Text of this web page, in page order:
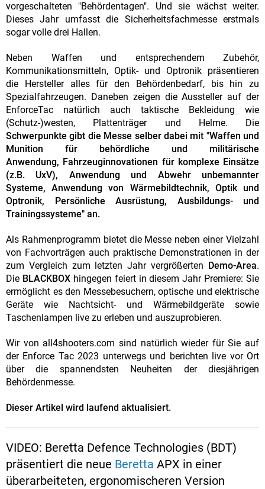
vorgeschalteten "Behördentagen". Und sie wächst weiter.
Dieses Jahr umfasst die Sicherheitsfachmesse erstmals
sogar volle drei Hallen.
Neben Waffen und entsprechendem Zubehör,
Kommunikationsmitteln, Optik- und Optronik präsentieren
die Hersteller alles für den Behördenbedarf, bis hin zu
Spezialfahrzeugen. Daneben zeigen die Aussteller auf der
EnforceTac natürlich auch taktische Bekleidung wie
(Schutz-)westen, Plattenträger und Helme. Die
Schwerpunkte gibt die Messe selber dabei mit "Waffen und
Munition für behördliche und militärische
Anwendung, Fahrzeuginnovationen für komplexe Einsätze
(z.B. UxV), Anwendung und Abwehr unbemannter
Systeme, Anwendung von Wärmebildtechnik, Optik und
Optronik, Persönliche Ausrüstung, Ausbildungs- und
Trainingssysteme" an.
Als Rahmenprogramm bietet die Messe neben einer Vielzahl
von Fachvorträgen auch praktische Demonstrationen in der
zum Vergleich zum letzten Jahr vergrößerten
Demo-Area.
Die BLACKBOX hingegen feiert in diesem Jahr Premiere: Sie
ermöglicht es den Messebesuchern, optische und elektrische
Geräte wie Nachtsicht- und Wärmebildgeräte sowie
Taschenlampen live zu erleben und auszuprobieren.
Wir von all4shooters.com sind natürlich wieder für Sie auf
der Enforce Tac 2023 unterwegs und berichten live vor Ort
über die spannendsten Neuheiten der diesjährigen
Behördenmesse.
Dieser Artikel wird laufend aktualisiert.
VIDEO: Beretta Defence Technologies (BDT)
präsentiert die neue Beretta APX in einer
überarbeiteten, ergonomischeren Version